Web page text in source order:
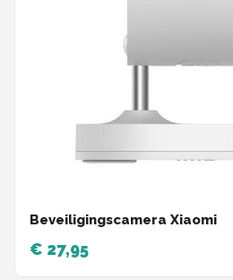
Beveiligingscamera Xiaomi
€ 27,95